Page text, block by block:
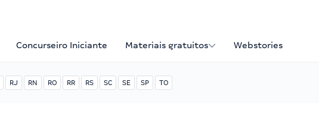
Concurseiro Iniciante Materiais gratuitos Webstories
RJ RN RO RR RS SC SE SP TO